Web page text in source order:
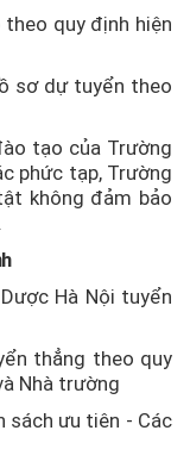
quy định hiện
dự tuyển theo
tạo của Trường
phức tạp, Trường
không đảm bảo
Hà Nội tuyển
thẳng theo quy
Nhà trường
ưu tiên - Các